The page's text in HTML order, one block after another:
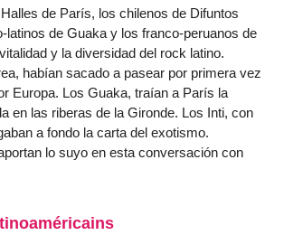
de París, los chilenos de Difuntos
latinos de Guaka y los franco-peruanos de
y la diversidad del rock latino.
habían sacado a pasear por primera vez
Europa. Los Guaka, traían a París la
en las riberas de la Gironde. Los Inti, con
a fondo la carta del exotismo.
lo suyo en esta conversación con